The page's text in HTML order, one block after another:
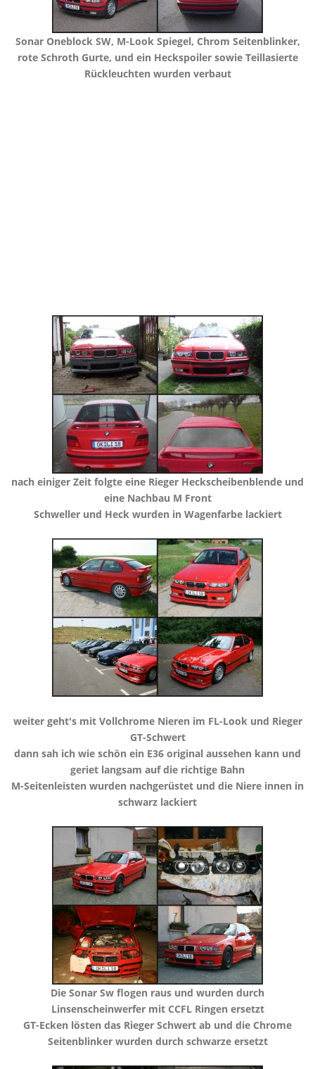
​Sonar Oneblock SW, M-Look Spiegel, Chrom Seitenblinker,
rote Schroth Gurte, und ein Heckspoiler sowie Teillasierte
Rückleuchten wurden verbaut
​nach einiger Zeit folgte eine Rieger Heckscheibenblende und
eine Nachbau M Front
​Schweller und Heck wurden in Wagenfarbe lackiert
weiter geht's mit Vollchrome Nieren im FL-Look und Rieger
GT-Schwert
​dann sah ich wie schön ein E36 original aussehen kann und
geriet langsam auf die richtige Bahn
​M-Seitenleisten wurden nachgerüstet und die Niere innen in
schwarz lackiert
​Die Sonar Sw flogen raus und wurden durch
Linsenscheinwerfer mit CCFL Ringen ersetzt
​GT-Ecken lösten das Rieger Schwert ab und die Chrome
Seitenblinker wurden durch schwarze ersetzt